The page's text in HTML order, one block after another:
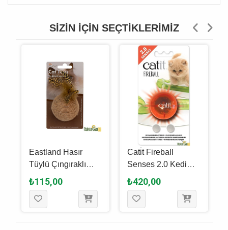
SIZIN İÇIN SEÇTIKLERIMIZ
Eastland Hasır
Tüylü Çıngıraklı
Kedi Topu 6 Cm
₺115,00
Cati̇t Fireball
Senses 2.0 Kedi
Topu
₺420,00